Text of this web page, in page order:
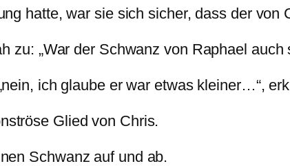
hatte, war sie sich sicher, dass der von
zu: „War der Schwanz von Raphael auch
ich glaube er war etwas kleiner…“,
Glied von Chris.
Schwanz auf und ab.